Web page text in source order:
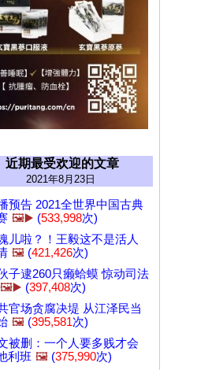
近期最受欢迎的文章
2021年8月23日
预告 2021全世界中国古典
🖼️▶️ (533,998次)
儿啦？！王毅这不是活人
🖼️ (421,426次)
子逮260只癞蛤蟆 惊动司法
🖼️▶️ (397,408次)
官场贪腐决堤 从江泽民当
🖼️ (395,581次)
被删：一个人要多贱才会
利班 🖼️ (375,990次)